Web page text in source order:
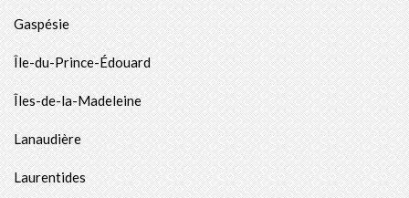
Gaspésie
Île-du-Prince-Édouard
Îles-de-la-Madeleine
Lanaudière
Laurentides